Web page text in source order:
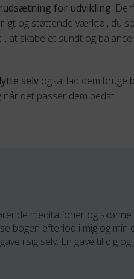
for udvikling.
og støttende værktøj, du
at skabe et sundt og
selv også, lad dem bruge
det passer dem bedst.
meditationer og skønne
bogen efterlod i mig og min
i sig selv. En gave til dig